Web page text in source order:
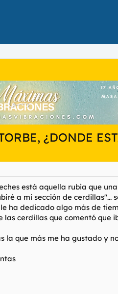
¿DONDE
está aquella rubia que
a mi sección de
ha dedicado algo más de
las cerdillas que comentó que
la que más me ha gustado y